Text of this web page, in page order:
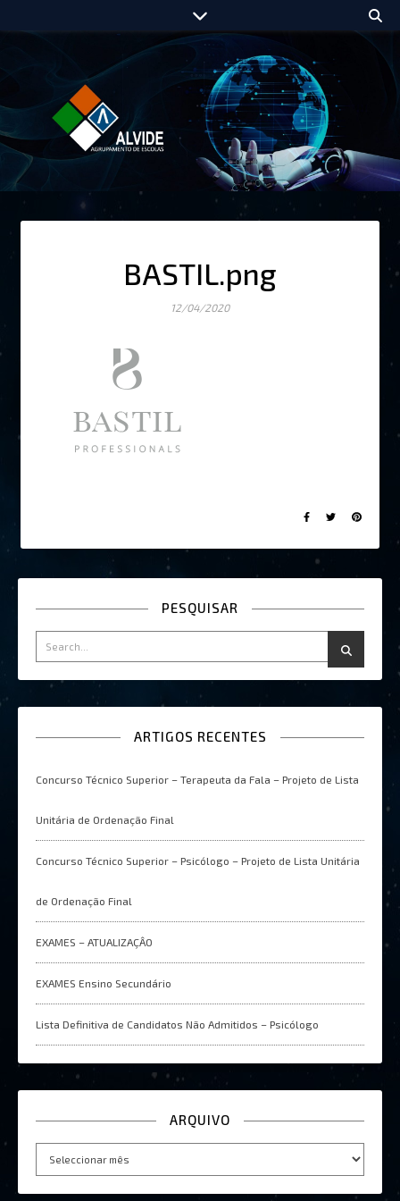
BASTIL.png
12/04/2020
PESQUISAR
ARTIGOS RECENTES
Concurso Técnico Superior – Terapeuta da Fala – Projeto de Lista
Unitária de Ordenação Final
Concurso Técnico Superior – Psicólogo – Projeto de Lista Unitária
de Ordenação Final
EXAMES – ATUALIZAÇÂO
EXAMES Ensino Secundário
Lista Definitiva de Candidatos Não Admitidos – Psicólogo
ARQUIVO
Arquivo